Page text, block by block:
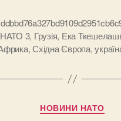
НАТО 3, Грузія, Ека
,Східна Європа,
Категорії
НОВИНИ НАТО